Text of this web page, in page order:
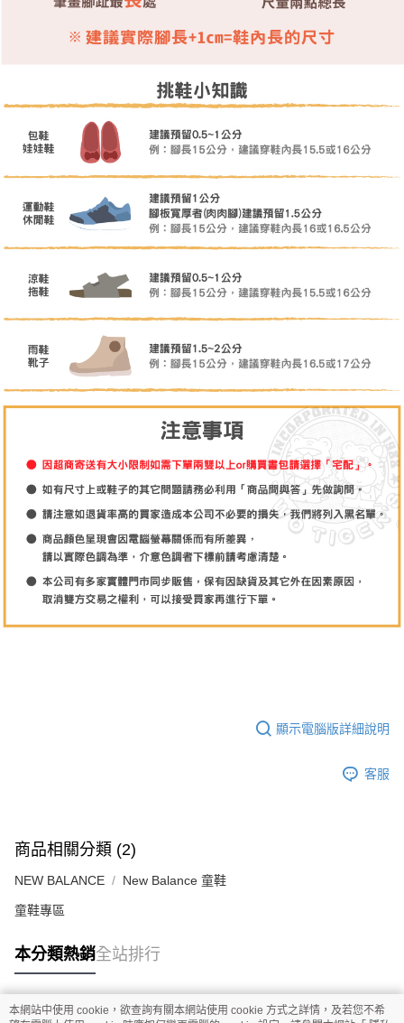
顯示電腦版詳細說明
客服
商品相關分類 (2)
NEW BALANCE New Balance 童鞋
童鞋專區
本分類熱銷全站排行
本網站中使用 cookie，欲查詢有關本網站使用 cookie 方式之詳情，及若您不希